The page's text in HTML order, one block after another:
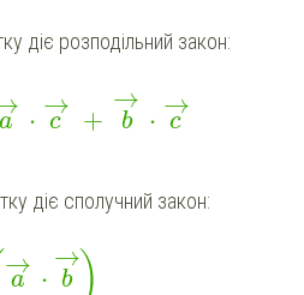
діє розподільний закон:
a ⋅ c
→ + b
→
⋅ c
→
діє сполучний закон:
a
→ ⋅ b
→ )